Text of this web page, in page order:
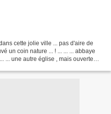
cette jolie ville ... pas d'aire de
un coin nature ... ! ... ... ... abbaye
... une autre église , mais ouverte